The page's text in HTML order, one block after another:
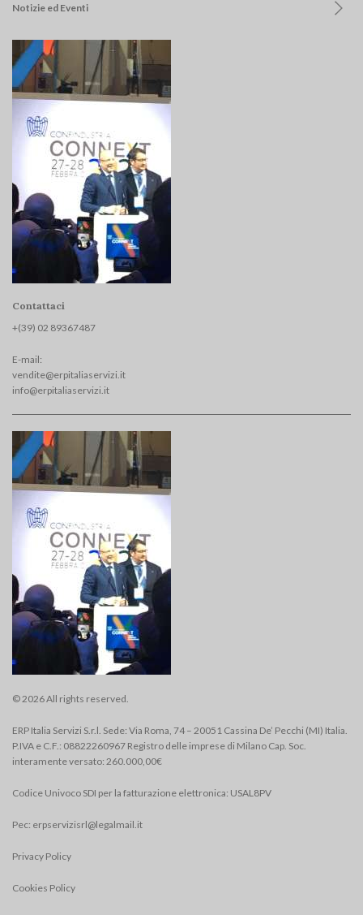
Notizie ed Eventi
Contattaci
+(39) 02 89367487
E-mail:
vendite@erpitaliaservizi.it
info@erpitaliaservizi.it
© 2026 All rights reserved.
ERP Italia Servizi S.r.l. Sede: Via Roma, 74 – 20051 Cassina De’ Pecchi (MI) Italia.
P.IVA e C.F.: 08822260967 Registro delle imprese di Milano Cap. Soc.
interamente versato: 260.000,00€
Codice Univoco SDI per la fatturazione elettronica: USAL8PV
Pec: erpservizisrl@legalmail.it
Privacy Policy
Cookies Policy